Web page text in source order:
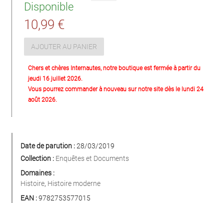
Disponible
10,99 €
AJOUTER AU PANIER
Chers et chères Internautes, notre boutique est fermée à partir du
jeudi 16 juillet 2026.
Vous pourrez commander à nouveau sur notre site dès le lundi 24
août 2026.
Date de parution :28/03/2019
Collection : Enquêtes et Documents
Domaines :
Histoire, Histoire moderne
EAN :9782753577015